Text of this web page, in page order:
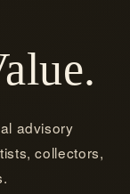
advisory
collectors,